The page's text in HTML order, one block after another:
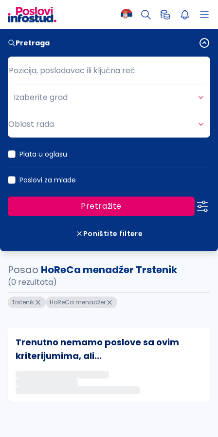
Pretraga
Pozicija, poslodavac ili ključna reč
Pozicija, poslodavac ili ključna reč
Grad
Izaberite grad
Oblast rada
Plata u oglasu
Poslovi za mlade
Pretražite
Poništite filtere
Posao HoReCa menadžer Trstenik
(0 rezultata)
Trstenik HoReCa menadžer
Trenutno nemamo poslove sa ovim
kriterijumima, ali...